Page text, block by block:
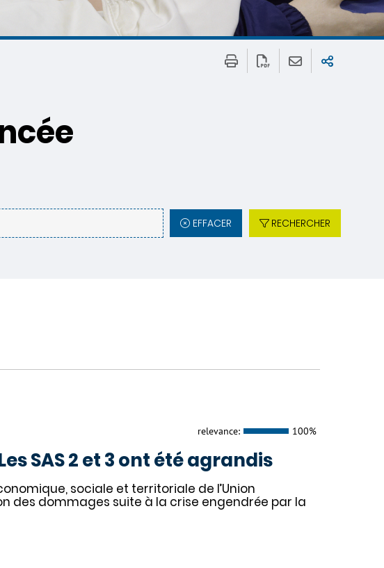
EFFACER RECHERCHER
relevance: 100%
SAS 2 et 3 ont été agrandis
sociale et territoriale de l’Union
des dommages suite à la crise engendrée par la